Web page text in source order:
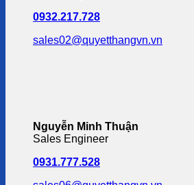
0932.217.728
sales02@quyetthangvn.vn
Nguyễn Minh Thuận
Sales Engineer
0931.777.528